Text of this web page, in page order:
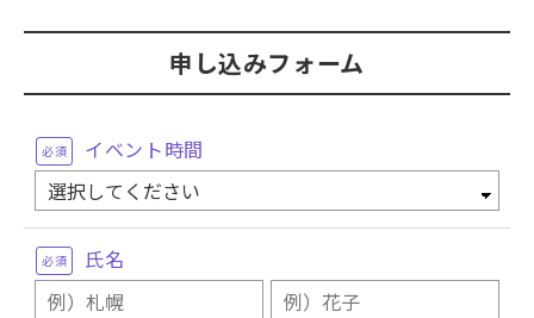
時間
10:30〜15:00
特待生対策講座
札幌ベルエポック美容専門学校
電話番号
0120-877-667
アクセス
・地下鉄『大通』駅1・2番出口から徒歩7分
・地下鉄『西11丁目』駅4番出口から徒歩5分
(詳細はこちら
申し込みフォーム
イベント時間
必須
氏名
必須